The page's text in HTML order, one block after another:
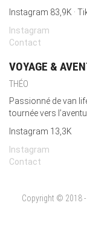
Instagram 83,9K ·
Instagram
Contact
VOYAGE &
THÉO
Passionné de van
tournée vers
Instagram 13,3K
Instagram
Contact
Copyright © 2018 -